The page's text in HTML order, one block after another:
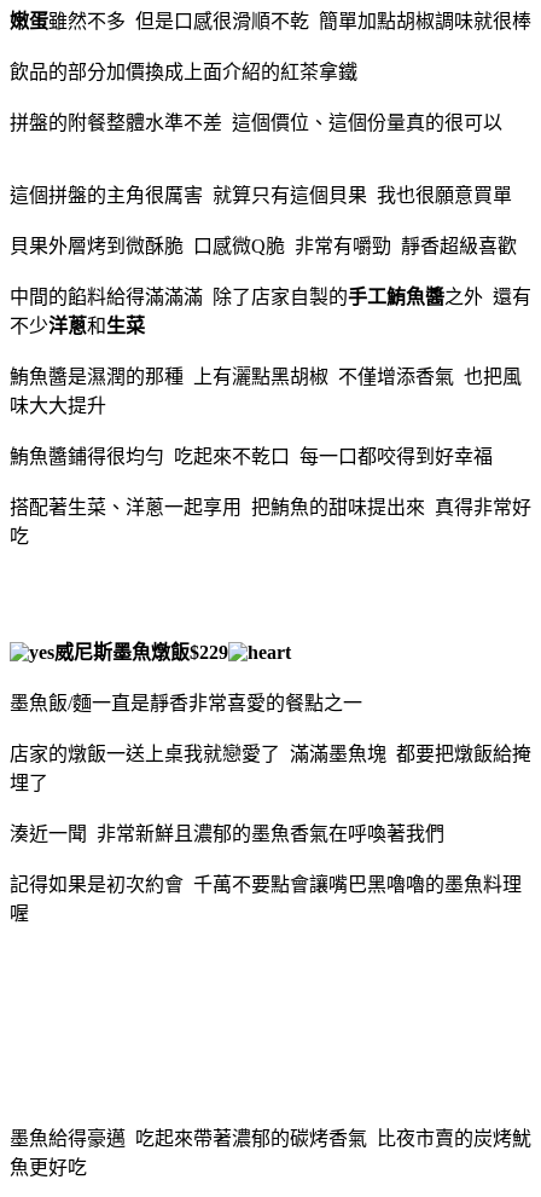
嫩蛋雖然不多 但是口感很滑順不乾 簡單加點胡椒調味就很棒
飲品的部分加價換成上面介紹的紅茶拿鐵
拼盤的附餐整體水準不差 這個價位、這個份量真的很可以
這個拼盤的主角很厲害 就算只有這個貝果 我也很願意買單
貝果外層烤到微酥脆 口感微Q脆 非常有嚼勁 靜香超級喜歡
中間的餡料給得滿滿滿 除了店家自製的手工鮪魚醬之外 還有
不少洋蔥和生菜
鮪魚醬是濕潤的那種 上有灑點黑胡椒 不僅增添香氣 也把風
味大大提升
鮪魚醬鋪得很均勻 吃起來不乾口 每一口都咬得到好幸福
搭配著生菜、洋蔥一起享用 把鮪魚的甜味提出來 真得非常好
吃
威尼斯墨魚燉飯$229
墨魚飯/麵一直是靜香非常喜愛的餐點之一
店家的燉飯一送上桌我就戀愛了 滿滿墨魚塊 都要把燉飯給掩
埋了
湊近一聞 非常新鮮且濃郁的墨魚香氣在呼喚著我們
記得如果是初次約會 千萬不要點會讓嘴巴黑嚕嚕的墨魚料理
喔
墨魚給得豪邁 吃起來帶著濃郁的碳烤香氣 比夜市賣的炭烤魷
魚更好吃